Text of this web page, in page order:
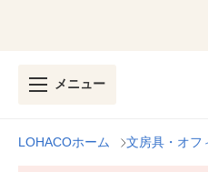
メニュー
LOHACOホーム 文房具・オフ